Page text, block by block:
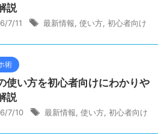
説
7/11 最新情報 使い方 初心者向け
術
使い方を初心者向けにわかりや
説
7/10 最新情報 使い方 初心者向け